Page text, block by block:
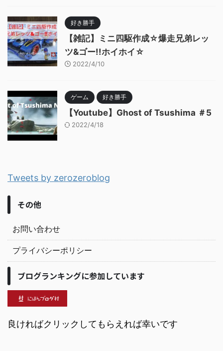
好き勝手
【雑記】ミニ四駆作成☆爆走兄弟レッ
ツ&ゴー!!ホイホイ☆
2022/4/10
ゲーム 好き勝手
【Youtube】Ghost of Tsushima ＃5
2022/4/18
Tweets by zerozeroblog
その他
お問い合わせ
プライバシーポリシー
ブログランキングに参加しています
良ければクリックしてもらえれば幸いです